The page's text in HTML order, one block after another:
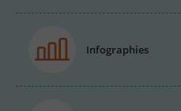
Infographies